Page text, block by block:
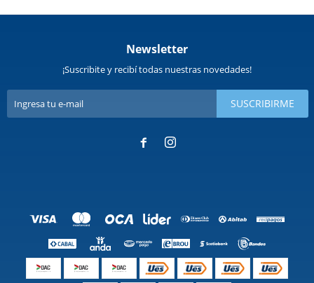
Newsletter
¡Suscribite y recibí todas nuestras novedades!
SUSCRIBIRME
 